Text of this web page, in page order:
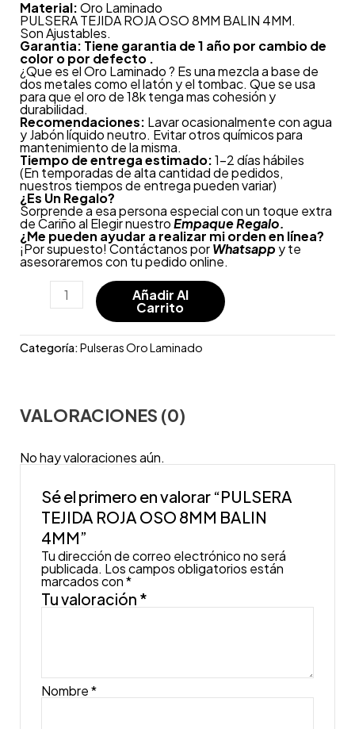
Material:Oro Laminado
PULSERA TEJIDA ROJA OSO 8MM BALIN 4MM.
Son Ajustables.
Garantia: Tiene garantia de 1 año por cambio de
color o por defecto .
¿Que es el Oro Laminado ? Es una mezcla a base de
dos metales como el latón y el tombac. Que se usa
para que el oro de 18k tenga mas cohesión y
durabilidad.
Recomendaciones: Lavar ocasionalmente con agua
y Jabón líquido neutro. Evitar otros químicos para
mantenimiento de la misma.
Tiempo de entrega estimado:1-2 días hábiles
(En temporadas de alta cantidad de pedidos,
nuestros tiempos de entrega pueden variar)
¿Es Un Regalo?
Sorprende a esa persona especial con un toque extra
de Cariño al Elegir nuestroEmpaque Regalo.
¿Me pueden ayudar a realizar mi orden en línea?
¡Por supuesto! Contáctanos porWhatsapp y te
asesoraremos con tu pedido online.
Añadir Al
Carrito
Categoría:Pulseras Oro Laminado
VALORACIONES (0)
No hay valoraciones aún.
Sé el primero en valorar “PULSERA
TEJIDA ROJA OSO 8MM BALIN
4MM”
Tu dirección de correo electrónico no será
publicada. Los campos obligatorios están
marcados con*
Tu valoración *
Nombre*